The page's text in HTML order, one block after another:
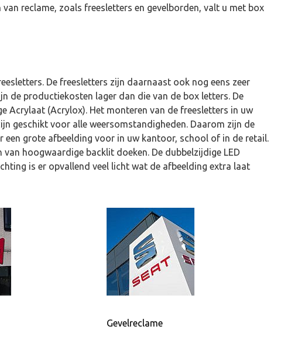
reclame, zoals freesletters en gevelborden, valt u met box
De freesletters zijn daarnaast ook nog eens zeer
de productiekosten lager dan die van de box letters. De
Acrylaat (Acrylox). Het monteren van de freesletters in uw
geschikt voor alle weersomstandigheden. Daarom zijn de
een grote afbeelding voor in uw kantoor, school of in de retail.
hoogwaardige backlit doeken. De dubbelzijdige LED
is er opvallend veel licht wat de afbeelding extra laat
Gevelreclame